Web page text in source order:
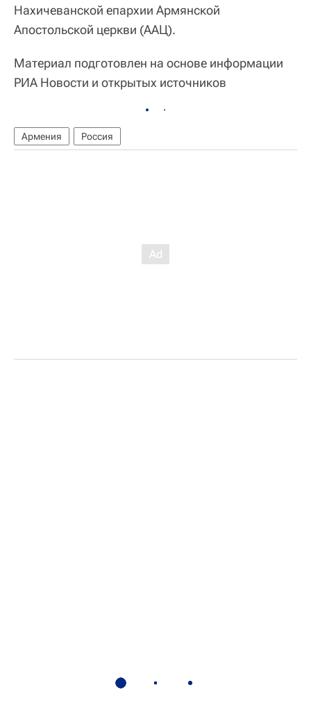
Нахичеванской епархии Армянской
Апостольской церкви (ААЦ).
Материал подготовлен на основе информации
РИА Новости и открытых источников
Армения Россия